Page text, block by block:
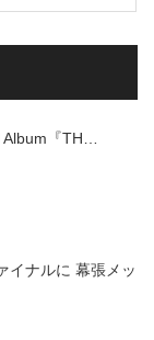
Album『TH…
イナルに 幕張メッ